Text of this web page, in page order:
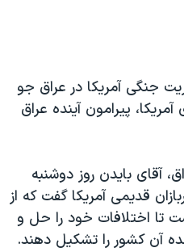
جنگی آمريکا در عراق جو
پيرامون آينده عراق
آقای بايدن روز دوشنبه
قديمی آمريکا گفت که از
تا اختلافات خود را حل و
آن کشور را تشکيل دهند.